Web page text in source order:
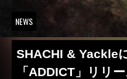
NEWS
SHACHI & Yackle
「ADDICT」リリ